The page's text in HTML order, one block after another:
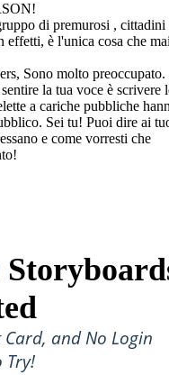
di premurosi , cittadini
è l'unica cosa che
Sono molto preoccupato.
la tua voce è scrivere
a cariche pubbliche
Sei tu! Puoi dire ai
e come vorresti che
and No Login
Try!